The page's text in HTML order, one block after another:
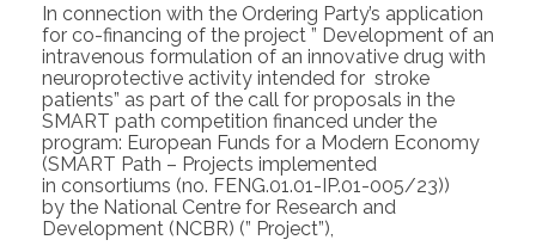
In connection with the Ordering Party’s application
for co-financing of the project ” Development of an
intravenous formulation of an innovative drug with
neuroprotective activity intended for stroke
patients” as part of the call for proposals in the
SMART path competition financed under the
program: European Funds for a Modern Economy
(SMART Path – Projects implemented
in consortiums (no. FENG.01.01-IP.01-005/23))
by the National Centre for Research and
Development (NCBR) (” Project”),